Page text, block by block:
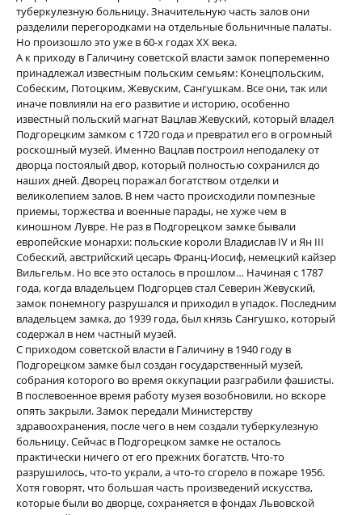
туберкулезную больницу. Значительную часть залов они
разделили перегородками на отдельные больничные палаты.
Но произошло это уже в 60-х годах ХХ века.
А к приходу в Галичину советской власти замок попеременно
принадлежал известным польским семьям: Конецпольским,
Собеским, Потоцким, Жевуским, Сангушкам. Все они, так или
иначе повлияли на его развитие и историю, особенно
известный польский магнат Вацлав Жевуский, который владел
Подгорецким замком с 1720 года и превратил его в огромный
роскошный музей. Именно Вацлав построил неподалеку от
дворца постоялый двор, который полностью сохранился до
наших дней. Дворец поражал богатством отделки и
великолепием залов. В нем часто происходили помпезные
приемы, торжества и военные парады, не хуже чем в
киношном Лувре. Не раз в Подгорецком замке бывали
европейские монархи: польские короли Владислав IV и Ян ІІІ
Собеский, австрийский цесарь Франц-Иосиф, немецкий кайзер
Вильгельм. Но все это осталось в прошлом… Начиная с 1787
года, когда владельцем Подгорцев стал Северин Жевуский,
замок понемногу разрушался и приходил в упадок. Последним
владельцем замка, до 1939 года, был князь Сангушко, который
содержал в нем частный музей.
С приходом советской власти в Галичину в 1940 году в
Подгорецком замке был создан государственный музей,
собрания которого во время оккупации разграбили фашисты.
В послевоенное время работу музея возобновили, но вскоре
опять закрыли. Замок передали Министерству
здравоохранения, после чего в нем создали туберкулезную
больницу. Сейчас в Подгорецком замке не осталось
практически ничего от его прежних богатств. Что-то
разрушилось, что-то украли, а что-то сгорело в пожаре 1956.
Хотя говорят, что большая часть произведений искусства,
которые были во дворце, сохраняется в фондах Львовской